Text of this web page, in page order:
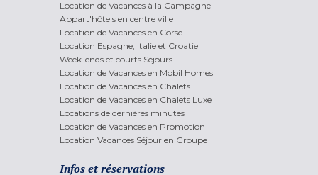
Location de Vacances à la Campagne
Appart'hôtels en centre ville
Location de Vacances en Corse
Location Espagne, Italie et Croatie
Week-ends et courts Séjours
Location de Vacances en Mobil Homes
Location de Vacances en Chalets
Location de Vacances en Chalets Luxe
Locations de dernières minutes
Location de Vacances en Promotion
Location Vacances Séjour en Groupe
Infos et réservations